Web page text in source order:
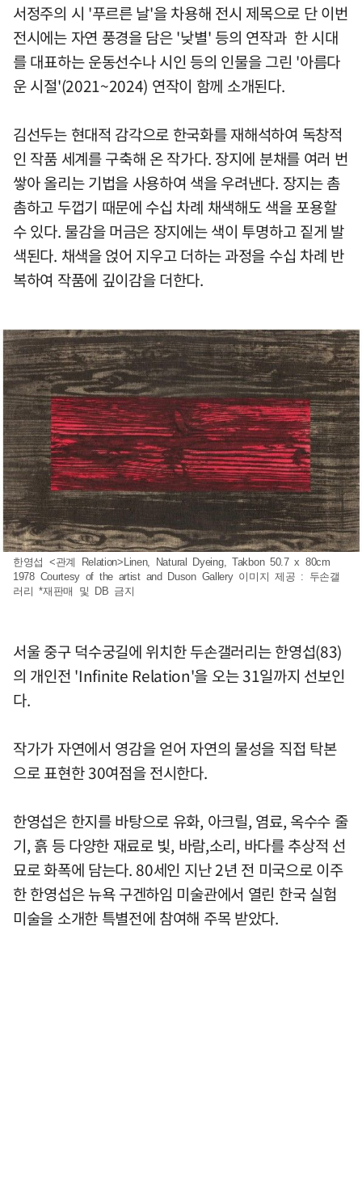
서정주의 시 '푸르른 날'을 차용해 전시 제목으로 단 이번
전시에는 자연 풍경을 담은 '낮별' 등의 연작과 한 시대
를 대표하는 운동선수나 시인 등의 인물을 그린 '아름다
운 시절'(2021~2024) 연작이 함께 소개된다.
김선두는 현대적 감각으로 한국화를 재해석하여 독창적
인 작품 세계를 구축해 온 작가다. 장지에 분채를 여러 번
쌓아 올리는 기법을 사용하여 색을 우려낸다. 장지는 촘
촘하고 두껍기 때문에 수십 차례 채색해도 색을 포용할
수 있다. 물감을 머금은 장지에는 색이 투명하고 짙게 발
색된다. 채색을 얹어 지우고 더하는 과정을 수십 차례 반
복하여 작품에 깊이감을 더한다.
한영섭 <관계 Relation>Linen, Natural Dyeing, Takbon 50.7 x 80cm
1978 Courtesy of the artist and Duson Gallery 이미지 제공 : 두손갤
러리 *재판매 및 DB 금지
서울 중구 덕수궁길에 위치한 두손갤러리는 한영섭(83)
의 개인전 'Infinite Relation'을 오는 31일까지 선보인
다.
작가가 자연에서 영감을 얻어 자연의 물성을 직접 탁본
으로 표현한 30여점을 전시한다.
한영섭은 한지를 바탕으로 유화, 아크릴, 염료, 옥수수 줄
기, 흙 등 다양한 재료로 빛, 바람,소리, 바다를 추상적 선
묘로 화폭에 담는다. 80세인 지난 2년 전 미국으로 이주
한 한영섭은 뉴욕 구겐하임 미술관에서 열린 한국 실험
미술을 소개한 특별전에 참여해 주목 받았다.